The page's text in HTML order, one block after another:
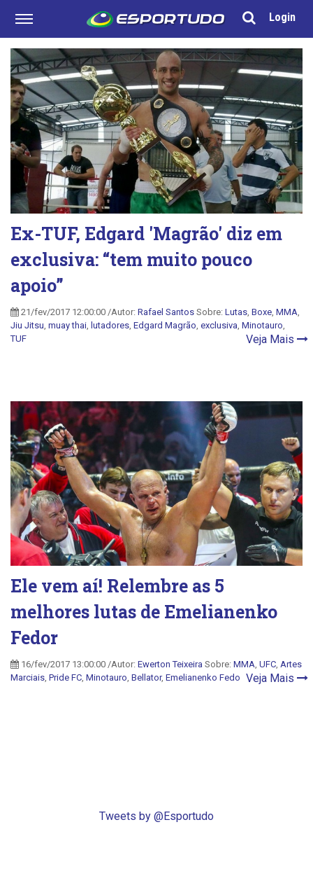
Login
Ex-TUF, Edgard 'Magrão' diz em
exclusiva: “tem muito pouco
apoio”
21/fev/2017 12:00:00 /Autor: Rafael Santos Sobre: Lutas Boxe MMA
Jiu Jitsu muay thai lutadores Edgard Magrão exclusiva Minotauro
TUF
Veja Mais
Ele vem aí! Relembre as 5
melhores lutas de Emelianenko
Fedor
16/fev/2017 13:00:00 /Autor: Ewerton Teixeira Sobre: MMA UFC Artes
Marciais Pride FC Minotauro Bellator, Emelianenko Fedo Veja Mais
Tweets by @Esportudo